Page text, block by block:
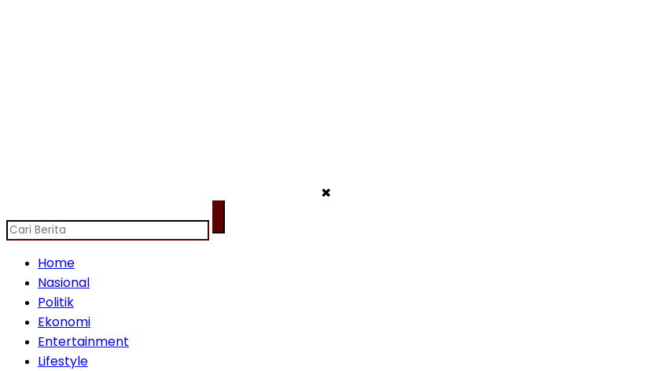
✖
Home
Nasional
Politik
Ekonomi
Entertainment
Lifestyle